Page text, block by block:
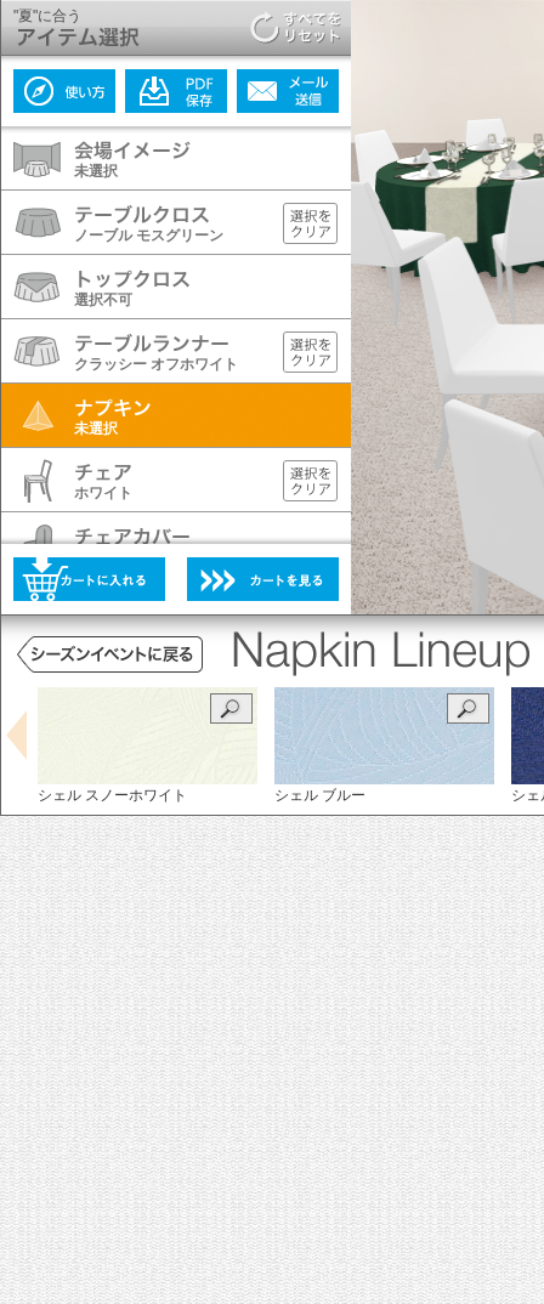
"夏"に合う
未選択
ノーブル モスグリーン
選択不可
クラッシー オフホワイト
未選択
ホワイト
未選択
選択不可
未選択
シェル スノーホワイト シェル ブルー シ